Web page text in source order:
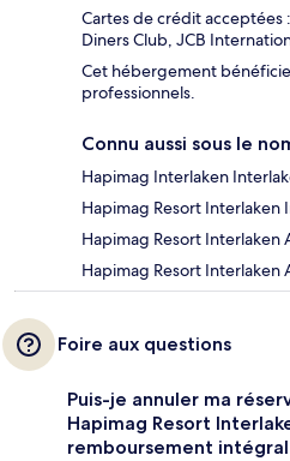
Cartes de crédit acceptées
Diners Club, JCB
Cet hébergement
professionnels.
Connu aussi sous le
Hapimag Interlaken
Hapimag Resort Interlaken
Hapimag Resort Interlaken
Hapimag Resort
Foire aux questions
Puis-je annuler ma
Hapimag Resort
remboursement intégral